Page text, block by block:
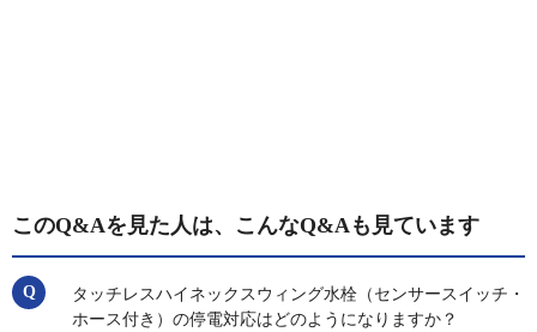
このQ&Aを見た人は、こんなQ&Aも見ています
タッチレスハイネックスウィング水栓（センサースイッチ・
ホース付き）の停電対応はどのようになりますか？